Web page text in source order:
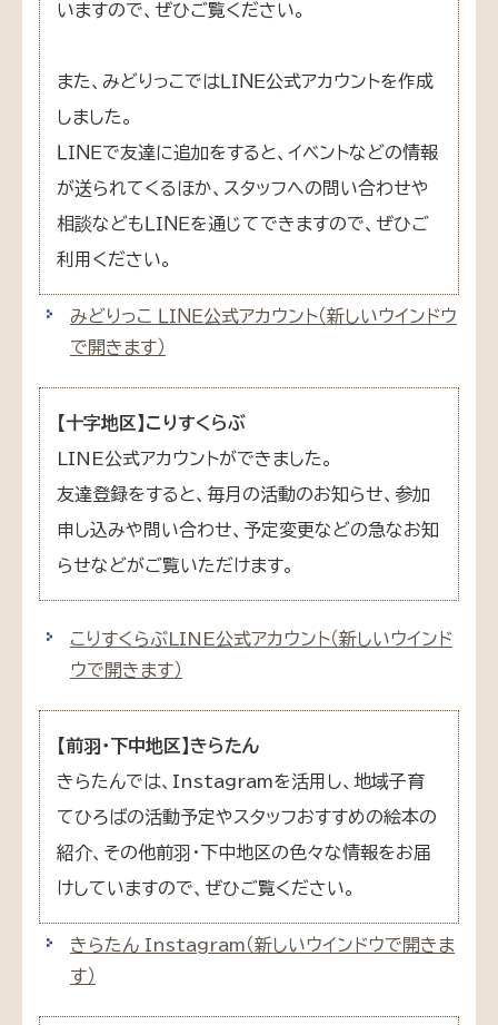
いますので、ぜひご覧ください。
また、みどりっこではＬＩＮＥ公式アカウントを作成
しました。
ＬＩＮＥで友達に追加をすると、イベントなどの情報
が送られてくるほか、スタッフへの問い合わせや
相談などもＬＩＮＥを通じてできますので、ぜひご
利用ください。
みどりっこ ＬＩＮＥ公式アカウント（新しいウインドウ
で開きます）
【十字地区】こりすくらぶ
LINE公式アカウントができました。
友達登録をすると、毎月の活動のお知らせ、参加
申し込みや問い合わせ、予定変更などの急なお知
らせなどがご覧いただけます。
こりすくらぶLINE公式アカウント（新しいウインド
ウで開きます）
【前羽・下中地区】きらたん
きらたんでは、Instagramを活用し、地域子育
てひろばの活動予定やスタッフおすすめの絵本の
紹介、その他前羽・下中地区の色々な情報をお届
けしていますので、ぜひご覧ください。
きらたん Instagram（新しいウインドウで開きま
す）